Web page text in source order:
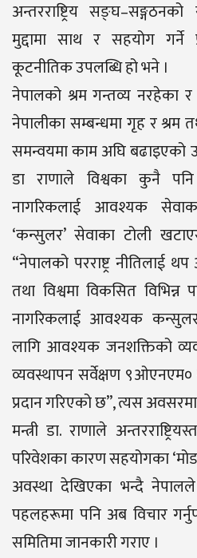
अन्तरराष्ट्रिय
मुद्दामा साथ र सहयोग गर्ने
कूटनीतिक उपलब्धि हो भने ।
नेपालको श्रम गन्तव्य नरहेका
नेपालीका सम्बन्धमा गृह र श्रम
समन्वयमा काम अघि बढाइएको
डा राणाले विश्वका कुनै
नागरिकलाई आवश्यक
‘कन्सुलर’ सेवाका टोली
“नेपालको परराष्ट्र नीतिलाई
तथा विश्वमा विकसित विभिन्न
नागरिकलाई आवश्यक
लागि आवश्यक जनशक्तिको
व्यवस्थापन सर्वेक्षण
प्रदान गरिएको छ”, त्यस
मन्त्री डा. राणाले
परिवेशका कारण सहयोगका
अवस्था देखिएका भन्दै
पहलहरूमा पनि अब विचार
समितिमा जानकारी गराए ।